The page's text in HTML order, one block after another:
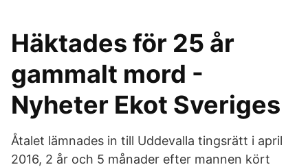
Häktades för 25 år
gammalt mord -
Nyheter Ekot Sveriges
Åtalet lämnades in till Uddevalla tingsrätt i april
2016, 2 år och 5 månader efter mannen kört